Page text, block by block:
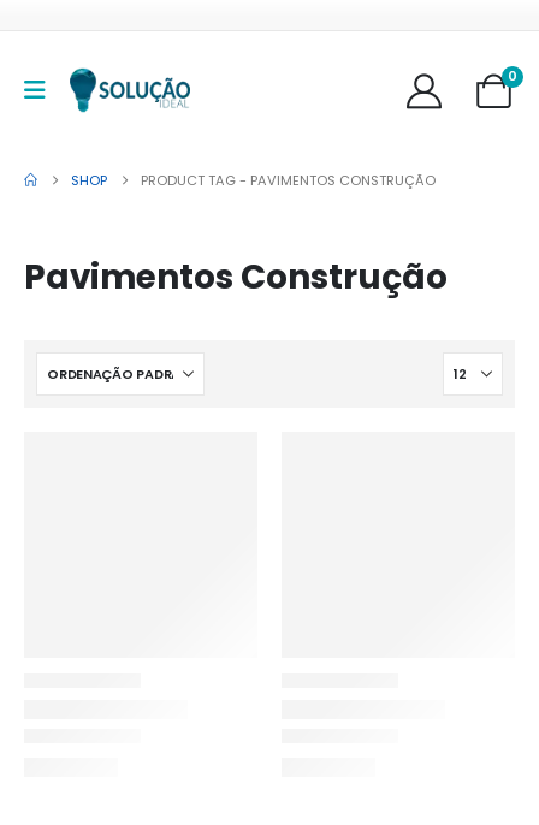
0
SHOP PRODUCT TAG - PAVIMENTOS CONSTRUÇÃO
Pavimentos Construção